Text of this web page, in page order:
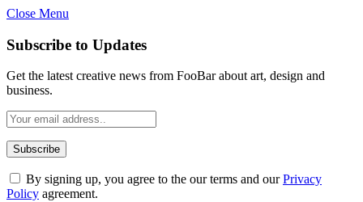
Close Menu
Subscribe to Updates
Get the latest creative news from FooBar about art, design and
business.
By signing up, you agree to the our terms and ourPrivacy
Policy agreement.